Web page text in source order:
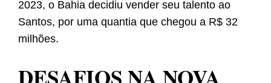
2023, o Bahia decidiu vender seu talento ao
Santos, por uma quantia que chegou a R$ 32
milhões.